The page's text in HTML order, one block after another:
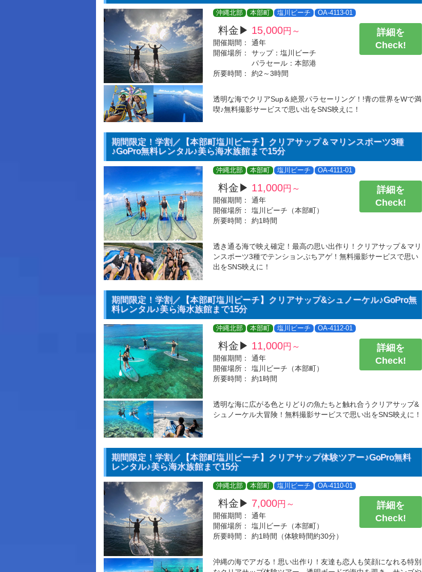
沖縄北部 本部町 塩川ビーチ OA-4113-01
料金▶ 15,000円～
開催期間：
通年
開催場所：
サップ：塩川ビーチ
パラセール：本部港
所要時間：
約2～3時間
詳細を
Check!
透明な海でクリアSup＆絶景パラセーリング！!青の世界をWで満
喫♪無料撮影サービスで思い出をSNS映えに！
期間限定！学割／【本部町塩川ビーチ】クリアサップ＆マリンスポーツ3種
♪GoPro無料レンタル♪美ら海水族館まで15分
沖縄北部 本部町 塩川ビーチ OA-4111-01
料金▶ 11,000円～
開催期間：
通年
開催場所：
塩川ビーチ（本部町）
所要時間：
約1時間
詳細を
Check!
透き通る海で映え確定！最高の思い出作り！クリアサップ＆マリ
ンスポーツ3種でテンションぶちアゲ！無料撮影サービスで思い
出をSNS映えに！
期間限定！学割／【本部町塩川ビーチ】クリアサップ&シュノーケル♪GoPro無
料レンタル♪美ら海水族館まで15分
沖縄北部 本部町 塩川ビーチ OA-4112-01
料金▶ 11,000円～
開催期間：
通年
開催場所：
塩川ビーチ（本部町）
所要時間：
約1時間
詳細を
Check!
透明な海に広がる色とりどりの魚たちと触れ合うクリアサップ&
シュノーケル大冒険！無料撮影サービスで思い出をSNS映えに！
期間限定！学割／【本部町塩川ビーチ】クリアサップ体験ツアー♪GoPro無料
レンタル♪美ら海水族館まで15分
沖縄北部 本部町 塩川ビーチ OA-4110-01
料金▶ 7,000円～
開催期間：
通年
開催場所：
塩川ビーチ（本部町）
所要時間：
約1時間（体験時間約30分）
詳細を
Check!
沖縄の海でアガる！思い出作り！友達も恋人も笑顔になれる特別